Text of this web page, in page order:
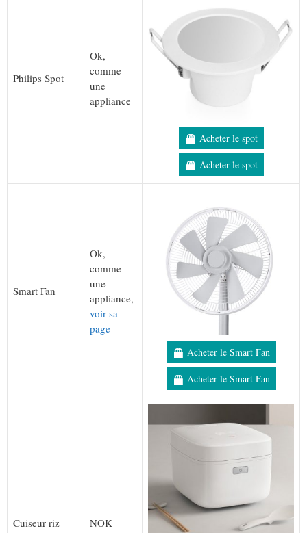
Philips Spot
Ok,
comme
une
appliance
Acheter le spot
Acheter le spot
Smart Fan
Ok,
comme
une
appliance,
voir sa
page
Acheter le Smart Fan
Acheter le Smart Fan
Cuiseur riz NOK